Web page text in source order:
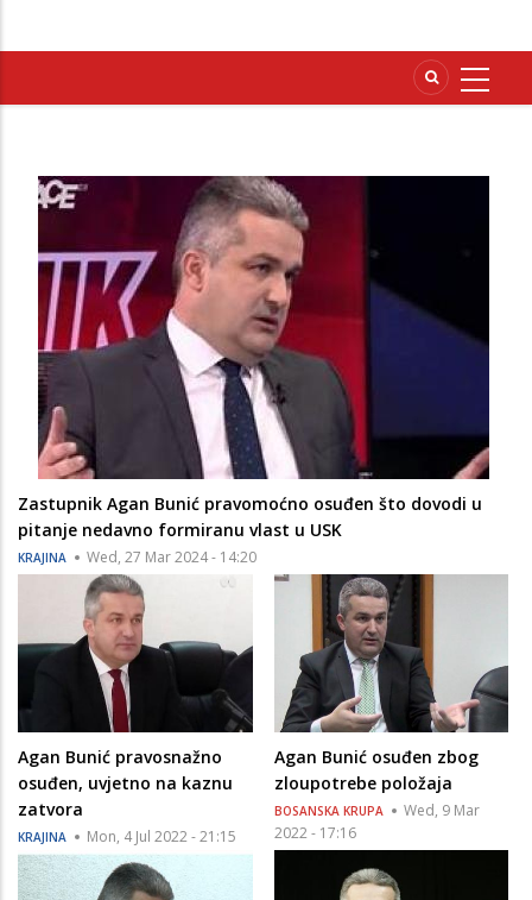
Zastupnik Agan Bunić pravomoćno osuđen što dovodi u
pitanje nedavno formiranu vlast u USK
KRAJINA Wed, 27 Mar 2024 - 14:20
Agan Bunić pravosnažno
osuđen, uvjetno na kaznu
zatvora
KRAJINA Mon, 4 Jul 2022 - 21:15
Agan Bunić osuđen zbog
zloupotrebe položaja
BOSANSKA KRUPA
Wed, 9 Mar
2022 - 17:16